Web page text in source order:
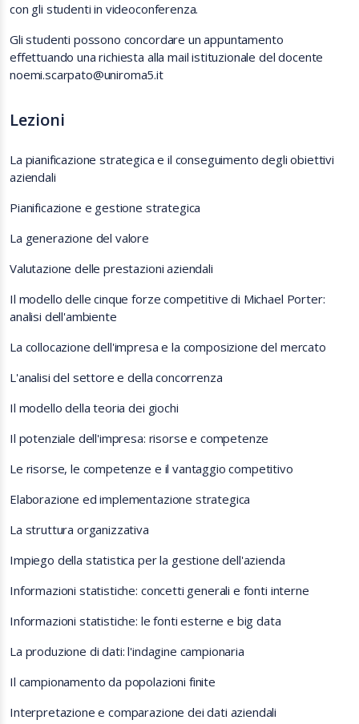
con gli studenti in videoconferenza.
Gli studenti possono concordare un appuntamento
effettuando una richiesta alla mail istituzionale del docente
noemi.scarpato@uniroma5.it
Lezioni
La pianificazione strategica e il conseguimento degli obiettivi
aziendali
Pianificazione e gestione strategica
La generazione del valore
Valutazione delle prestazioni aziendali
Il modello delle cinque forze competitive di Michael Porter:
analisi dell'ambiente
La collocazione dell'impresa e la composizione del mercato
L'analisi del settore e della concorrenza
Il modello della teoria dei giochi
Il potenziale dell'impresa: risorse e competenze
Le risorse, le competenze e il vantaggio competitivo
Elaborazione ed implementazione strategica
La struttura organizzativa
Impiego della statistica per la gestione dell'azienda
Informazioni statistiche: concetti generali e fonti interne
Informazioni statistiche: le fonti esterne e big data
La produzione di dati: l'indagine campionaria
Il campionamento da popolazioni finite
Interpretazione e comparazione dei dati aziendali